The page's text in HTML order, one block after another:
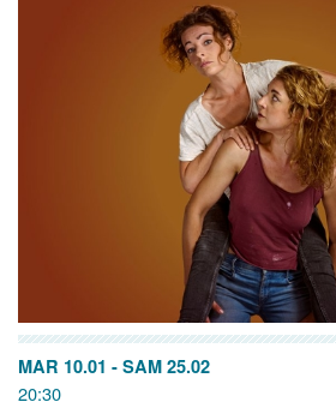
MAR 10.01 - SAM 25.02
20:30